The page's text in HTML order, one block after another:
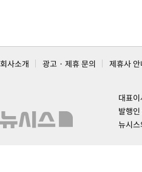
회사소개 광고 · 제휴 문의 제휴사 안
대표
발행
뉴시